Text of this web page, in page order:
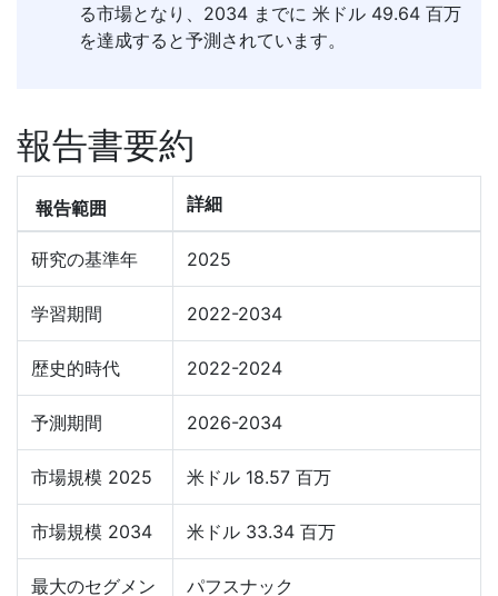
る市場となり、2034 までに 米ドル 49.64 百万
を達成すると予測されています。
報告書要約
報告範囲 詳細
研究の基準年 2025
学習期間 2022-2034
歴史的時代 2022-2024
予測期間 2026-2034
市場規模 2025 米ドル 18.57 百万
市場規模 2034 米ドル 33.34 百万
最大のセグメン パフスナック